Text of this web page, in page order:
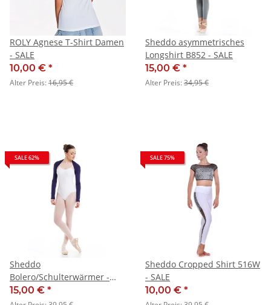
ROLY Agnese T-Shirt Damen
- SALE
10,00 € *
Alter Preis:16,95 €
Sheddo asymmetrisches
Longshirt B852 - SALE
15,00 € *
Alter Preis:34,95 €
SALE 62%
Sheddo
Bolero/Schulterwärmer -
SALE
15,00 € *
SALE 75%
Sheddo Cropped Shirt 516W
- SALE
10,00 € *